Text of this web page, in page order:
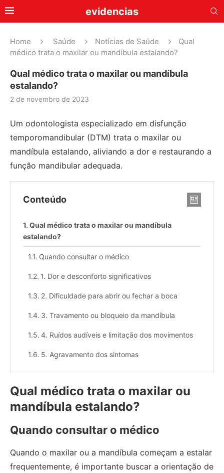
evidencias
Home Saúde Notícias de Saúde
Qual
médico trata o maxilar ou mandíbula estalando?
Qual médico trata o maxilar ou mandíbula
estalando?
2 de novembro de 2023
Um odontologista especializado em disfunção
temporomandibular (DTM) trata o maxilar ou
mandíbula estalando, aliviando a dor e restaurando a
função mandibular adequada.
Conteúdo
Qual médico trata o maxilar ou mandíbula
estalando?
Quando consultar o médico
1. Dor e desconforto significativos
2. Dificuldade para abrir ou fechar a boca
3. Travamento ou bloqueio da mandíbula
4. Ruídos audíveis e limitação dos movimentos
5. Agravamento dos sintomas
Qual médico trata o maxilar ou
mandíbula estalando?
Quando consultar o médico
Quando o maxilar ou a mandíbula começam a estalar
frequentemente, é importante buscar a orientação de